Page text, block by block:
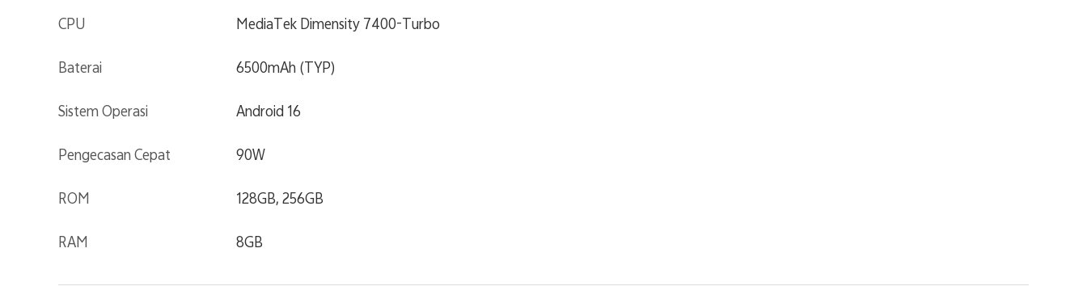
CPU MediaTek Dimensity 7400-Turbo
Baterai 6500mAh (TYP)
Sistem Operasi Android 16
Pengecasan Cepat 90W
ROM 128GB, 256GB
RAM 8GB